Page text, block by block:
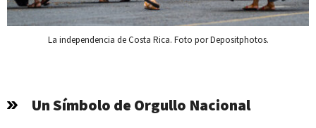
La independencia de Costa Rica. Foto por Depositphotos.
Un Símbolo de Orgullo Nacional